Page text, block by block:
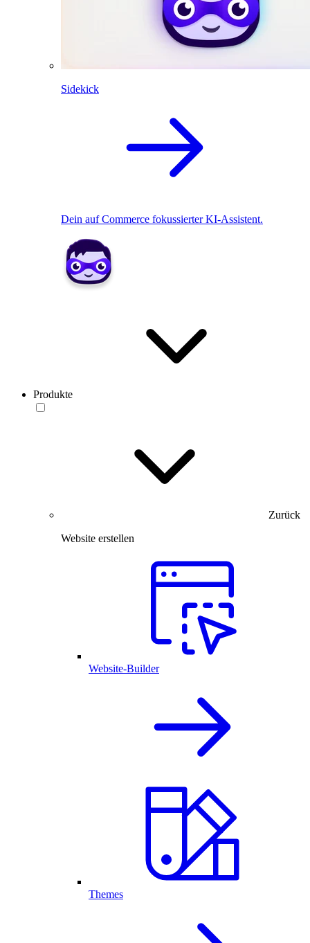
Sidekick
Dein auf Commerce fokussierter KI-Assistent.
Produkte
Zurück
Website erstellen
Website-Builder
Themes